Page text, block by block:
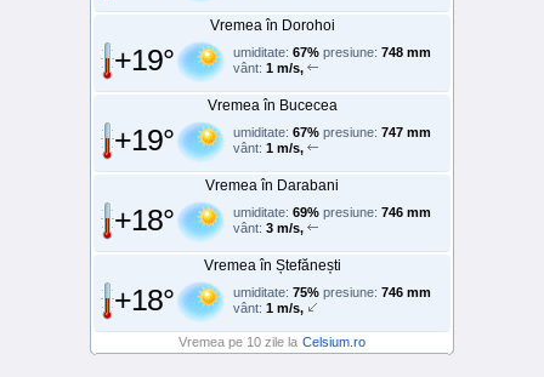
Vremea în Dorohoi
+19° umiditate: 67% presiune: 748 mm
vânt: 1 m/s,
Vremea în Bucecea
+19° umiditate: 67% presiune: 747 mm
vânt: 1 m/s,
Vremea în Darabani
+18° umiditate: 69% presiune: 746 mm
vânt: 3 m/s,
Vremea în Ștefănești
+18° umiditate: 75% presiune: 746 mm
vânt: 1 m/s,
Vremea pe 10 zile la Celsium.ro